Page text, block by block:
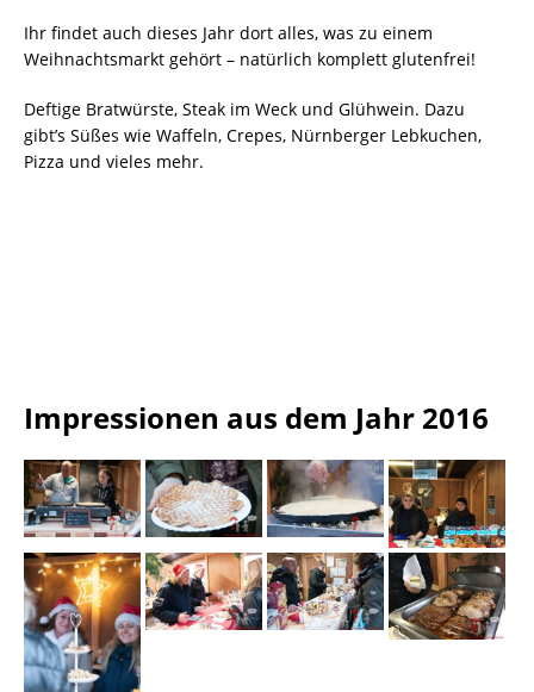
Ihr findet auch dieses Jahr dort alles, was zu einem
Weihnachtsmarkt gehört – natürlich komplett glutenfrei!
Deftige Bratwürste, Steak im Weck und Glühwein. Dazu
gibt’s Süßes wie Waffeln, Crepes, Nürnberger Lebkuchen,
Pizza und vieles mehr.
Impressionen aus dem Jahr 2016